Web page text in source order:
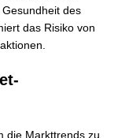
des
das Risiko von
die Markttrends zu